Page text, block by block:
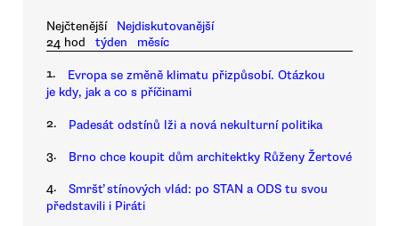
Nejčtenější
Nejdiskutovanější
24 hod
týden měsíc
1.
Evropa se změně klimatu přizpůsobí. Otázkou
je kdy, jak a co s příčinami
2. Padesát odstínů lži a nová nekulturní politika
3. Brno chce koupit dům architektky Růženy Žertové
4.
Smršť stínových vlád: po STAN a ODS tu svou
představili i Piráti